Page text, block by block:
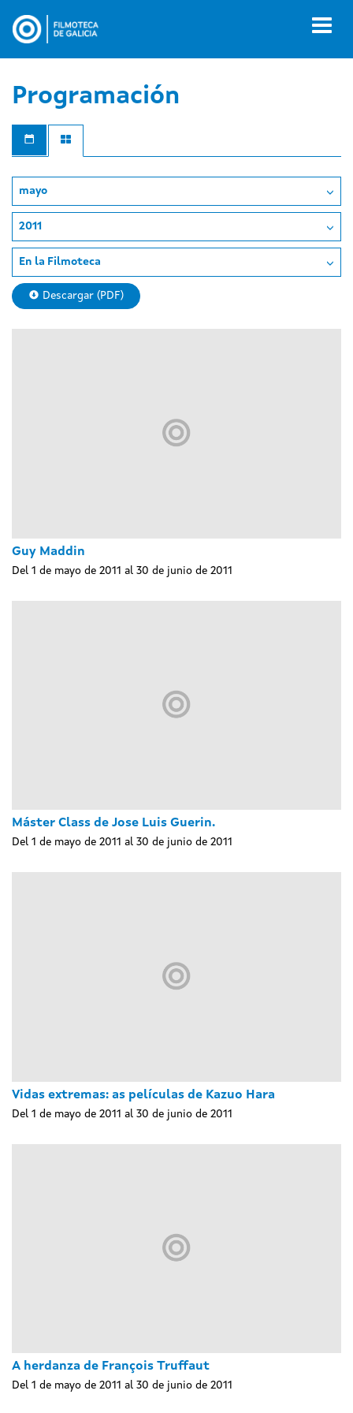
contenido
Programación
mayo
2011
En la Filmoteca
Descargar (PDF)
Guy Maddin
Del 1 de mayo de 2011 al 30 de junio de 2011
Máster Class de Jose Luis Guerin.
Del 1 de mayo de 2011 al 30 de junio de 2011
Vidas extremas: as películas de Kazuo Hara
Del 1 de mayo de 2011 al 30 de junio de 2011
A herdanza de François Truffaut
Del 1 de mayo de 2011 al 30 de junio de 2011